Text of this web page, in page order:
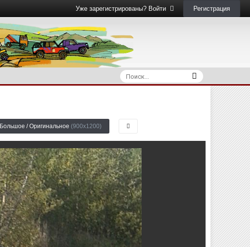
Уже зарегистрированы? Войти Регистрация
Большое / Оригинальное (900x1200)